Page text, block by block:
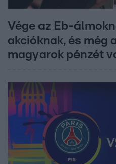
Vége az Eb-
akcióknak, és még
magyarok pénzét